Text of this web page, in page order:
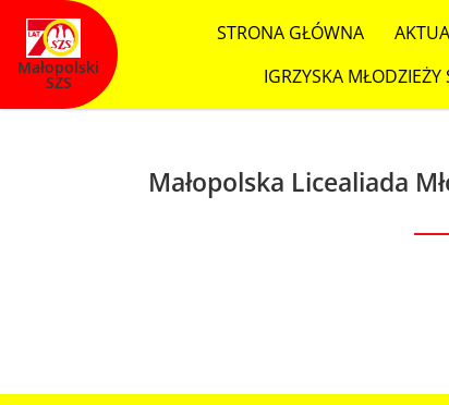
Małopolski
SZS
STRONA GŁÓWNA
IGRZYSKA MŁODZIEŻY
Małopolska Licealiada